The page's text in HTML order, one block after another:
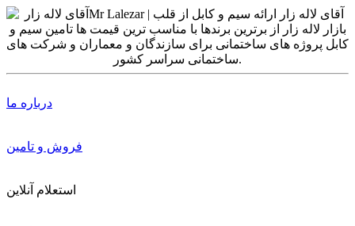
درباره ما
فروش و تامین
استعلام آنلاین